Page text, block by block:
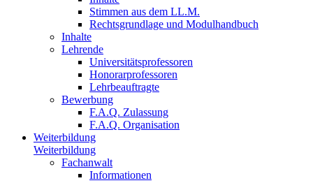
Stimmen aus dem LL.M.
Rechtsgrundlage und Modulhandbuch
Inhalte
Lehrende
Universitätsprofessoren
Honorarprofessoren
Lehrbeauftragte
Bewerbung
F.A.Q. Zulassung
F.A.Q. Organisation
Weiterbildung
Weiterbildung
Fachanwalt
Informationen